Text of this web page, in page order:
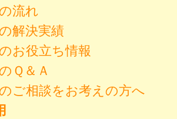
流れ
解決実績
お役立ち情報
Ｑ＆Ａ
ご相談をお考えの方へ